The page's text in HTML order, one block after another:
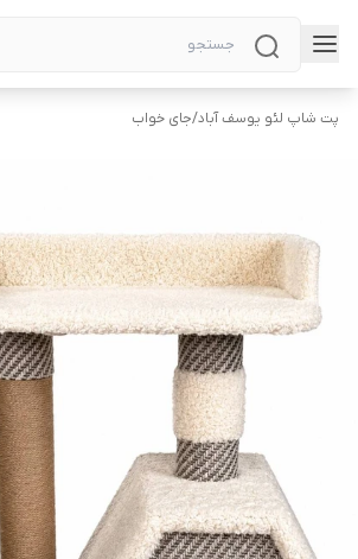
پت شاپ لئو یوسف آباد/جای خواب